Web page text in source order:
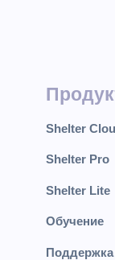
Shelter
Shelter Pro
Shelter Lite
Обучение
Поддержка